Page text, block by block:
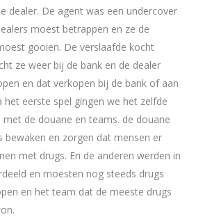
dealer. De agent was een undercover
moest betrappen en ze de
gooien. De verslaafde kocht
ze weer bij de bank en de dealer
en dat verkopen bij de bank of aan
het eerste spel gingen we het zelfde
de douane en teams. de douane
bewaken en zorgen dat mensen er
met drugs. En de anderen werden in
en moesten nog steeds drugs
en het team dat de meeste drugs